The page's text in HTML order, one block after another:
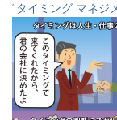
“タイミング マネジ